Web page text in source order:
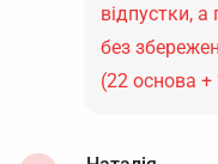
відпустки, а
без
(22 основа